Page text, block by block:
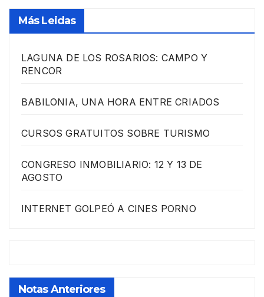
Más Leidas
LAGUNA DE LOS ROSARIOS: CAMPO Y
RENCOR
BABILONIA, UNA HORA ENTRE CRIADOS
CURSOS GRATUITOS SOBRE TURISMO
CONGRESO INMOBILIARIO: 12 Y 13 DE
AGOSTO
INTERNET GOLPEÓ A CINES PORNO
Notas Anteriores